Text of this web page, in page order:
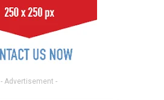
- Advertisement -